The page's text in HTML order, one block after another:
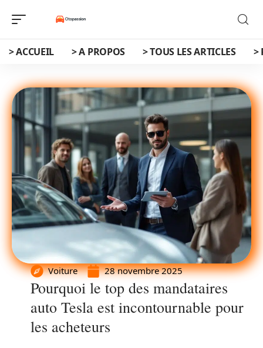
> ACCUEIL > A PROPOS > TOUS LES ARTICLES >
Voiture 28 novembre 2025
Pourquoi le top des mandataires
auto Tesla est incontournable pour
les acheteurs